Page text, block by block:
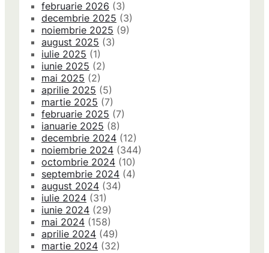
februarie 2026 (3)
decembrie 2025 (3)
noiembrie 2025 (9)
august 2025 (3)
iulie 2025 (1)
iunie 2025 (2)
mai 2025 (2)
aprilie 2025 (5)
martie 2025 (7)
februarie 2025 (7)
ianuarie 2025 (8)
decembrie 2024 (12)
noiembrie 2024 (344)
octombrie 2024 (10)
septembrie 2024 (4)
august 2024 (34)
iulie 2024 (31)
iunie 2024 (29)
mai 2024 (158)
aprilie 2024 (49)
martie 2024 (32)